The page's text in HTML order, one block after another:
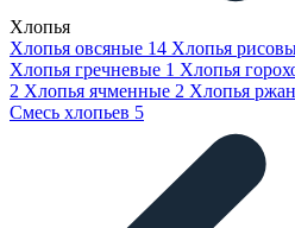
Хлопья
Хлопья овсяные 14 Хлопья
Хлопья гречневые 1 Хлопья
2 Хлопья ячменные 2 Хлопья
Смесь хлопьев 5